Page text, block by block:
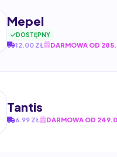
Mepel
DOSTĘPNY
12.00 ZŁ DARMOWA OD
Tantis
6.99 ZŁ DARMOWA OD